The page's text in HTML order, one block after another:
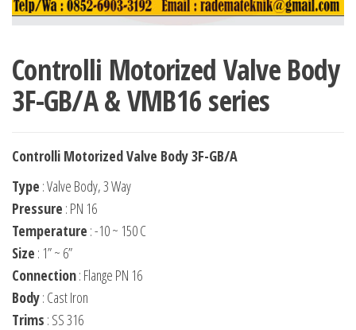
Controlli Motorized Valve Body
3F-GB/A & VMB16 series
Controlli Motorized Valve Body 3F-GB/A
Type : Valve Body, 3 Way
Pressure : PN 16
Temperature : -10 ~ 150 C
Size : 1” ~ 6”
Connection: Flange PN 16
Body: Cast Iron
Trims : SS 316